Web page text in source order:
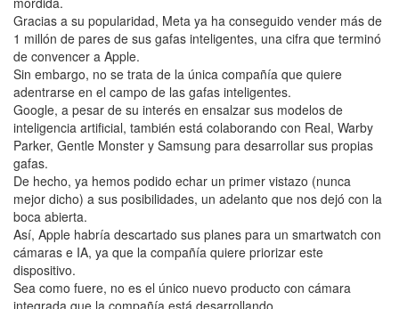
Gracias a su popularidad, Meta ya ha conseguido vender más de
1 millón de pares de sus gafas inteligentes, una cifra que terminó
de convencer a Apple.
Sin embargo, no se trata de la única compañía que quiere
adentrarse en el campo de las gafas inteligentes.
Google, a pesar de su interés en ensalzar sus modelos de
inteligencia artificial, también está colaborando con Real, Warby
Parker, Gentle Monster y Samsung para desarrollar sus propias
gafas.
De hecho, ya hemos podido echar un primer vistazo (nunca
mejor dicho) a sus posibilidades, un adelanto que nos dejó con la
boca abierta.
Así, Apple habría descartado sus planes para un smartwatch con
cámaras e IA, ya que la compañía quiere priorizar este
dispositivo.
Sea como fuere, no es el único nuevo producto con cámara
integrada que la compañía está desarrollando.